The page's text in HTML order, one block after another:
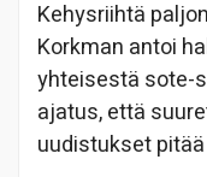
Kehysriihtä
Korkman antoi
yhteisestä sote-
ajatus, että
uudistukset